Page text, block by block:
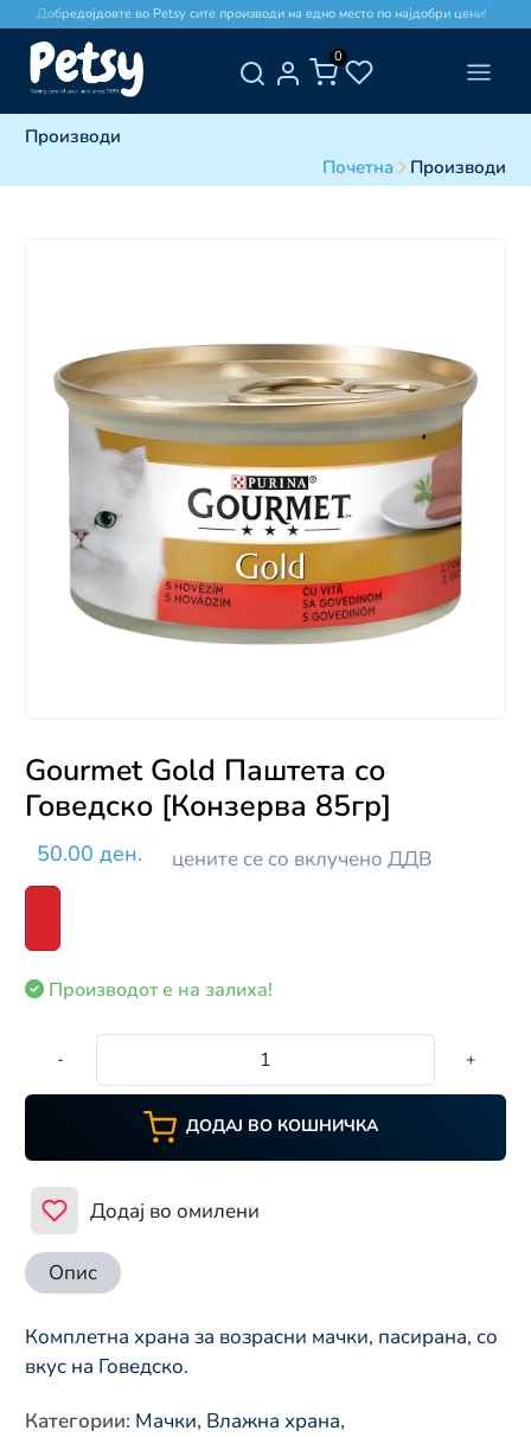
Добредојдовте во Petsy сите производи на едно место по најдобри цени!
0
Производи
Почетна
Производи
Gourmet Gold Паштета со
Говедско [Конзерва 85гр]
50.00 ден. цените се со вклучено ДДВ
Производот е на залиха!
- +
ДОДАЈ ВО КОШНИЧКА
Додај во омилени
Опис
Комплетна храна за возрасни мачки, пасирана, со
вкус на Говедско.
Категории: Мачки, Влажна храна,